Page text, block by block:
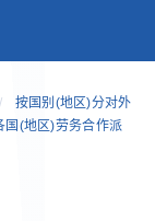
/
按国别(地区)分对外
国(地区)劳务合作派